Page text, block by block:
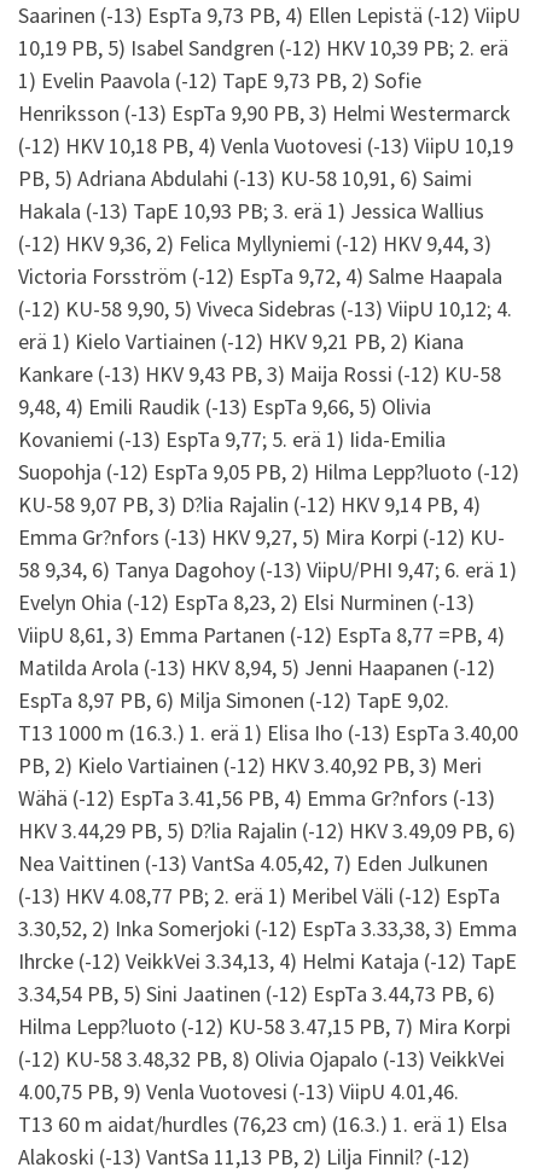
Saarinen (-13) EspTa 9,73 PB, 4) Ellen Lepistä (-12) ViipU
10,19 PB, 5) Isabel Sandgren (-12) HKV 10,39 PB; 2. erä
1) Evelin Paavola (-12) TapE 9,73 PB, 2) Sofie
Henriksson (-13) EspTa 9,90 PB, 3) Helmi Westermarck
(-12) HKV 10,18 PB, 4) Venla Vuotovesi (-13) ViipU 10,19
PB, 5) Adriana Abdulahi (-13) KU-58 10,91, 6) Saimi
Hakala (-13) TapE 10,93 PB; 3. erä 1) Jessica Wallius
(-12) HKV 9,36, 2) Felica Myllyniemi (-12) HKV 9,44, 3)
Victoria Forsström (-12) EspTa 9,72, 4) Salme Haapala
(-12) KU-58 9,90, 5) Viveca Sidebras (-13) ViipU 10,12; 4.
erä 1) Kielo Vartiainen (-12) HKV 9,21 PB, 2) Kiana
Kankare (-13) HKV 9,43 PB, 3) Maija Rossi (-12) KU-58
9,48, 4) Emili Raudik (-13) EspTa 9,66, 5) Olivia
Kovaniemi (-13) EspTa 9,77; 5. erä 1) Iida-Emilia
Suopohja (-12) EspTa 9,05 PB, 2) Hilma Lepp?luoto (-12)
KU-58 9,07 PB, 3) D?lia Rajalin (-12) HKV 9,14 PB, 4)
Emma Gr?nfors (-13) HKV 9,27, 5) Mira Korpi (-12) KU-
58 9,34, 6) Tanya Dagohoy (-13) ViipU/PHI 9,47; 6. erä 1)
Evelyn Ohia (-12) EspTa 8,23, 2) Elsi Nurminen (-13)
ViipU 8,61, 3) Emma Partanen (-12) EspTa 8,77 =PB, 4)
Matilda Arola (-13) HKV 8,94, 5) Jenni Haapanen (-12)
EspTa 8,97 PB, 6) Milja Simonen (-12) TapE 9,02.
T13 1000 m (16.3.) 1. erä 1) Elisa Iho (-13) EspTa 3.40,00
PB, 2) Kielo Vartiainen (-12) HKV 3.40,92 PB, 3) Meri
Wähä (-12) EspTa 3.41,56 PB, 4) Emma Gr?nfors (-13)
HKV 3.44,29 PB, 5) D?lia Rajalin (-12) HKV 3.49,09 PB, 6)
Nea Vaittinen (-13) VantSa 4.05,42, 7) Eden Julkunen
(-13) HKV 4.08,77 PB; 2. erä 1) Meribel Väli (-12) EspTa
3.30,52, 2) Inka Somerjoki (-12) EspTa 3.33,38, 3) Emma
Ihrcke (-12) VeikkVei 3.34,13, 4) Helmi Kataja (-12) TapE
3.34,54 PB, 5) Sini Jaatinen (-12) EspTa 3.44,73 PB, 6)
Hilma Lepp?luoto (-12) KU-58 3.47,15 PB, 7) Mira Korpi
(-12) KU-58 3.48,32 PB, 8) Olivia Ojapalo (-13) VeikkVei
4.00,75 PB, 9) Venla Vuotovesi (-13) ViipU 4.01,46.
T13 60 m aidat/hurdles (76,23 cm) (16.3.) 1. erä 1) Elsa
Alakoski (-13) VantSa 11,13 PB, 2) Lilja Finnil? (-12)